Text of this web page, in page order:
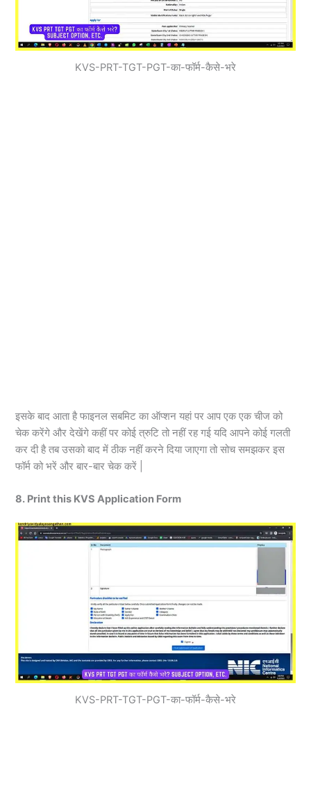
KVS-PRT-TGT-PGT-का-फॉर्म-कैसे-भरे
इसके बाद आता है फाइनल सबमिट का ऑप्शन यहां पर आप एक एक चीज को
चेक करेंगे और देखेंगे कहीं पर कोई त्रुटि तो नहीं रह गई यदि आपने कोई गलती
कर दी है तब उसको बाद में ठीक नहीं करने दिया जाएगा तो सोच समझकर इस
फॉर्म को भरें और बार-बार चेक करें |
8. Print this KVS Application Form
KVS-PRT-TGT-PGT-का-फॉर्म-कैसे-भरे